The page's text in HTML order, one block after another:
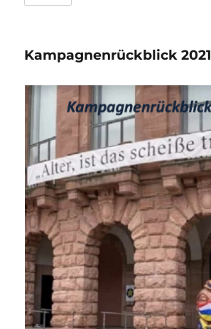
Kampagnenrückblick 2021